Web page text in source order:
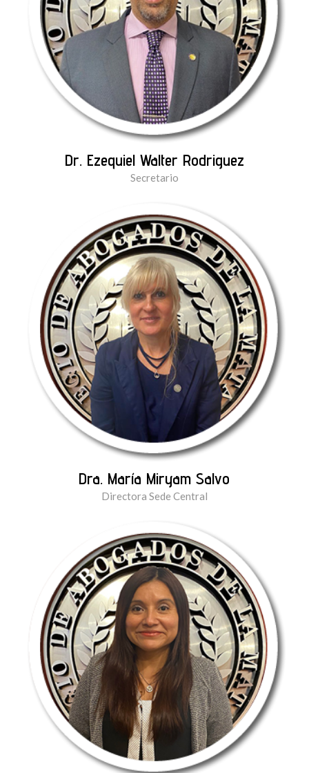
Dr. Ezequiel Walter Rodriguez
Secretario
Dra. María Miryam Salvo
Directora Sede Central